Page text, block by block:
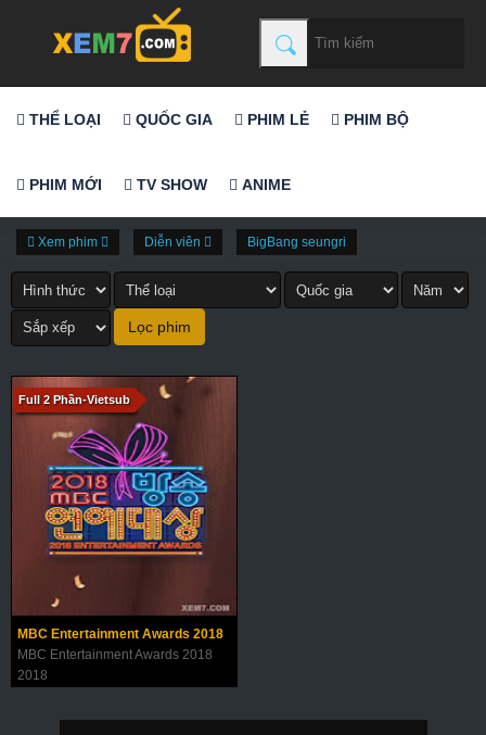
THỂ LOẠI QUỐC GIA PHIM LẺ PHIM BỘ
PHIM MỚI TV SHOW ANIME
Xem phim Diễn viên BigBang seungri
Full 2 Phần-Vietsub
MBC Entertainment Awards 2018
MBC Entertainment Awards 2018
2018